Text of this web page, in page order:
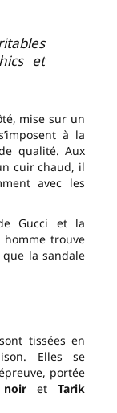
et
mise sur un
à la
qualité. Aux
cuir chaud, il
avec les
Gucci et la
homme trouve
la sandale
tissées en
Elles se
portée
et Tarik